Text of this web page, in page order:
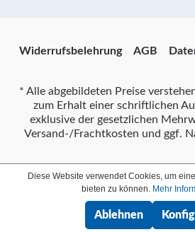
Widerrufsbelehrung AGB
* Alle abgebildeten Preise
zum Erhalt einer schriftlichen
exklusive der gesetzlichen
Versand-/Frachtkosten und ggf.
Diese Website verwendet Cookies, um
bieten zu können. Mehr
Ablehnen